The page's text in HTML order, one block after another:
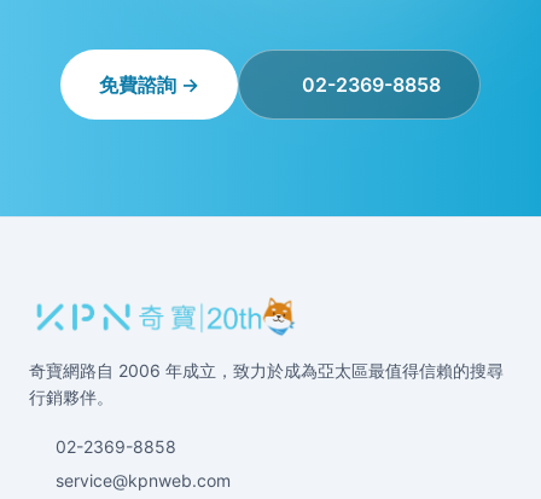
免費諮詢 → 02-2369-8858
奇寶網路自 2006 年成立，致力於成為亞太區最值得信賴的搜尋
行銷夥伴。
02-2369-8858
service@kpnweb.com